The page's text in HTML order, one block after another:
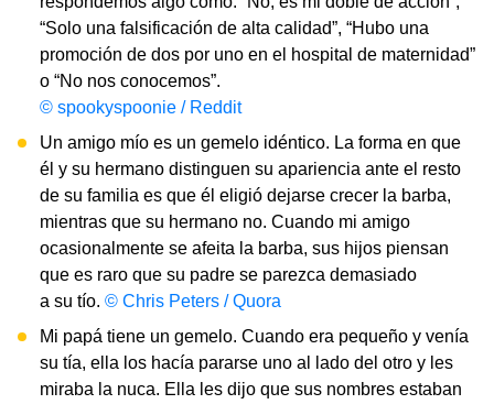
“Solo una falsificación de alta calidad”, “Hubo una
promoción de dos por uno en el hospital de maternidad”
o “No nos conocemos”.
© spookyspoonie / Reddit
Un amigo mío es un gemelo idéntico. La forma en que
él y su hermano distinguen su apariencia ante el resto
de su familia es que él eligió dejarse crecer la barba,
mientras que su hermano no. Cuando mi amigo
ocasionalmente se afeita la barba, sus hijos piensan
que es raro que su padre se parezca demasiado
a su tío. © Chris Peters / Quora
Mi papá tiene un gemelo. Cuando era pequeño y venía
su tía, ella los hacía pararse uno al lado del otro y les
miraba la nuca. Ella les dijo que sus nombres estaban